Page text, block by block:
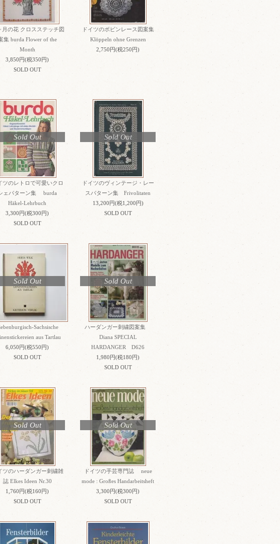
月の花 クロスステッチ図
集 burda Flower of the
Month
3,850円(税350円)
SOLD OUT
ドイツのボビンレース図案集
Klöppeln ohne Grenzen
2,750円(税250円)
Sold Out
ツのレトロで可愛いクロ
ェパターン集 burda
Häkel-Lehrbuch
3,300円(税300円)
SOLD OUT
Sold Out
ドイツのヴィンテージ・レー
スパターン集 Frivolitaten
13,200円(税1,200円)
SOLD OUT
Sold Out
Sachsische
aus Tartlau
6,050円(税550円)
SOLD OUT
Sold Out
ハーダンガー刺繍図案集
Diana SPECIAL
HARDANGER D626
1,980円(税180円)
SOLD OUT
Sold Out
ツのハーダンガー刺繍雑
誌 Elkes Ideen Nr.30
1,760円(税160円)
SOLD OUT
Sold Out
ドイツの手芸専門誌 neue
mode : Großes Handarbeitsheft
3,300円(税300円)
SOLD OUT